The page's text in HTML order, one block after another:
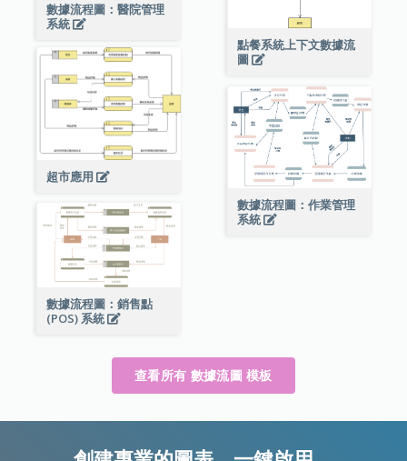
數據流程圖：醫院管理
系統
點餐系統上下文數據流
圖
超市應用
數據流程圖：作業管理
系統
數據流程圖：銷售點
(POS) 系統
查看所有 數據流圖 模板